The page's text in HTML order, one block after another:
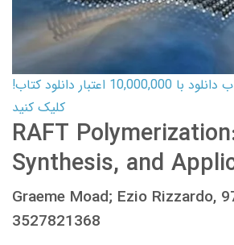
کارت اعتباری کتاب دانلود با 10,000,000 اعتبار دانلود کتاب!
کلیک کنید
RAFT
Synthesis, and
Graeme Moad; Ezio Rizzardo,
3527821368